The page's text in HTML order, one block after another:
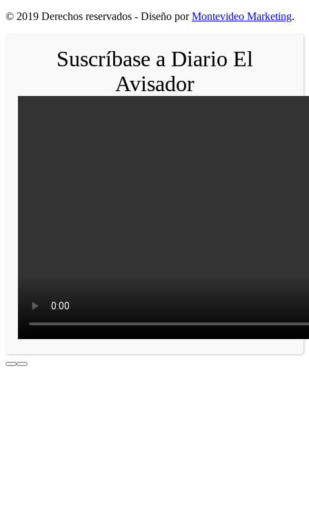
© 2019 Derechos reservados - Diseño porMontevideo Marketing.
Suscríbase a Diario El
Avisador